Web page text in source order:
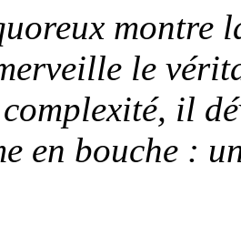
montre
le
il
en bouche :